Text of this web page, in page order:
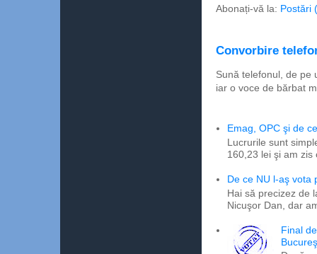
Abonați-vă la: Postări
Convorbire
Sună telefonul, de pe
iar o voce de bărbat
Emag, OPC şi de
Lucrurile sunt
160,23 lei şi am
De ce NU l-aş vota
Hai să precizez de
Nicuşor Dan, dar
Final